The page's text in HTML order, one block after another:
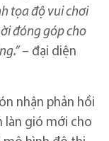
tọa độ vui chơi
đóng góp cho
– đại diện
nhận phản hồi
làn gió mới cho